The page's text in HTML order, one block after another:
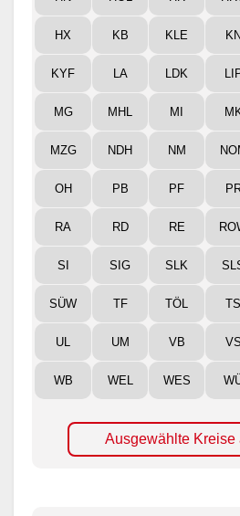
HX KB KLE KN
KYF LA LDK
MG MHL MI
MZG NDH NM
OH PB PF
RA RD RE
SI SIG SLK
SÜW TF TÖL TS
UL UM VB VS
WB WEL WES
Ausgewählte Kreise